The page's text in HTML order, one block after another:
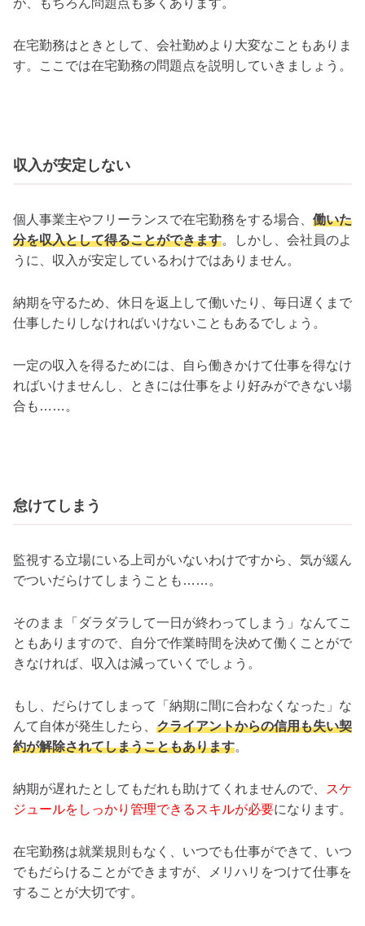
が、もちろん問題点も多くあります。
在宅勤務はときとして、会社勤めより大変なこともありま
す。ここでは在宅勤務の問題点を説明していきましょう。
収入が安定しない
個人事業主やフリーランスで在宅勤務をする場合、 働いた
分を収入として得ることができます。しかし、会社員のよ
うに、収入が安定しているわけではありません。
納期を守るため、休日を返上して働いたり、毎日遅くまで
仕事したりしなければいけないこともあるでしょう。
一定の収入を得るためには、自ら働きかけて仕事を得なけ
ればいけませんし、ときには仕事をより好みができない場
合も……。
怠けてしまう
監視する立場にいる上司がいないわけですから、気が緩ん
でついだらけてしまうことも……。
そのまま「ダラダラして一日が終わってしまう」なんてこ
ともありますので、自分で作業時間を決めて働くことがで
きなければ、収入は減っていくでしょう。
もし、だらけてしまって「納期に間に合わなくなった」な
んて自体が発生したら、 クライアントからの信用も失い契
約が解除されてしまうこともあります。
納期が遅れたとしてもだれも助けてくれませんので、
スケ
ジュールをしっかり管理できるスキルが必要になります。
在宅勤務は就業規則もなく、いつでも仕事ができて、いつ
でもだらけることができますが、メリハリをつけて仕事を
することが大切です。